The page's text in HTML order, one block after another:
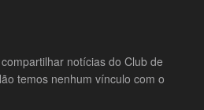
notícias do Club de
temos nenhum vínculo com o